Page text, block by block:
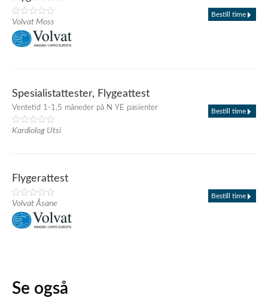
Volvat Moss
Bestill time
Spesialistattester, Flygeattest
Ventetid 1-1,5 måneder på N YE pasienter
Kardiolog Utsi
Bestill time
Flygerattest
Volvat Åsane
Bestill time
Se også